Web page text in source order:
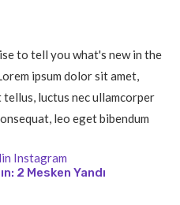
to tell you what's new in the
ipsum dolor sit amet,
luctus nec ullamcorper
leo eget bibendum
Instagram
2 Mesken Yandı